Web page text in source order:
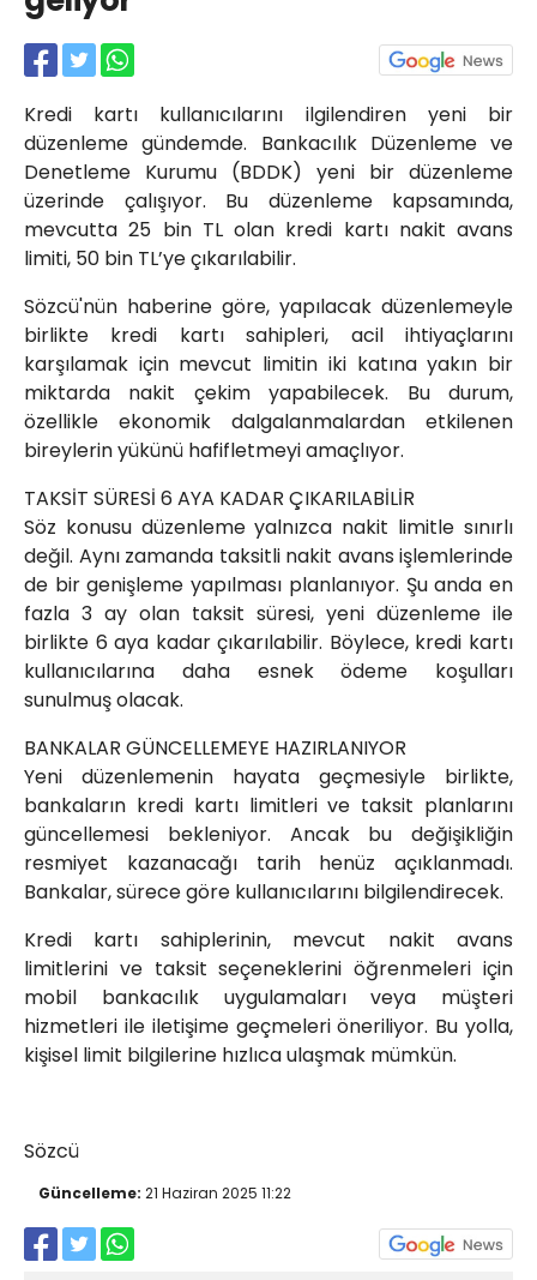
Kredi kartı kullanıcılarını ilgilendiren yeni bir
düzenleme gündemde. Bankacılık Düzenleme ve
Denetleme Kurumu (BDDK) yeni bir düzenleme
üzerinde çalışıyor. Bu düzenleme kapsamında,
mevcutta 25 bin TL olan kredi kartı nakit avans
limiti, 50 bin TL’ye çıkarılabilir.
Sözcü'nün haberine göre, yapılacak düzenlemeyle
birlikte kredi kartı sahipleri, acil ihtiyaçlarını
karşılamak için mevcut limitin iki katına yakın bir
miktarda nakit çekim yapabilecek. Bu durum,
özellikle ekonomik dalgalanmalardan etkilenen
bireylerin yükünü hafifletmeyi amaçlıyor.
TAKSİT SÜRESİ 6 AYA KADAR ÇIKARILABİLİR
Söz konusu düzenleme yalnızca nakit limitle sınırlı
değil. Aynı zamanda taksitli nakit avans işlemlerinde
de bir genişleme yapılması planlanıyor. Şu anda en
fazla 3 ay olan taksit süresi, yeni düzenleme ile
birlikte 6 aya kadar çıkarılabilir. Böylece, kredi kartı
kullanıcılarına daha esnek ödeme koşulları
sunulmuş olacak.
BANKALAR GÜNCELLEMEYE HAZIRLANIYOR
Yeni düzenlemenin hayata geçmesiyle birlikte,
bankaların kredi kartı limitleri ve taksit planlarını
güncellemesi bekleniyor. Ancak bu değişikliğin
resmiyet kazanacağı tarih henüz açıklanmadı.
Bankalar, sürece göre kullanıcılarını bilgilendirecek.
Kredi kartı sahiplerinin, mevcut nakit avans
limitlerini ve taksit seçeneklerini öğrenmeleri için
mobil bankacılık uygulamaları veya müşteri
hizmetleri ile iletişime geçmeleri öneriliyor. Bu yolla,
kişisel limit bilgilerine hızlıca ulaşmak mümkün.
Sözcü
Güncelleme: 21 Haziran 2025 11:22
Yahya Kaptan Mahallesi
Akkavaklar Caddesi No:17/4 İzmit-
kocaelisokak@gmail.com